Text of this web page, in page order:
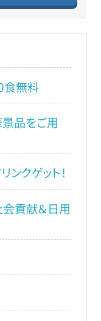
食無料
品をご用
ンクゲット！
会貢献＆日用